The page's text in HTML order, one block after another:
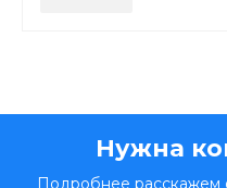
Нужна
Подробнее расскажем